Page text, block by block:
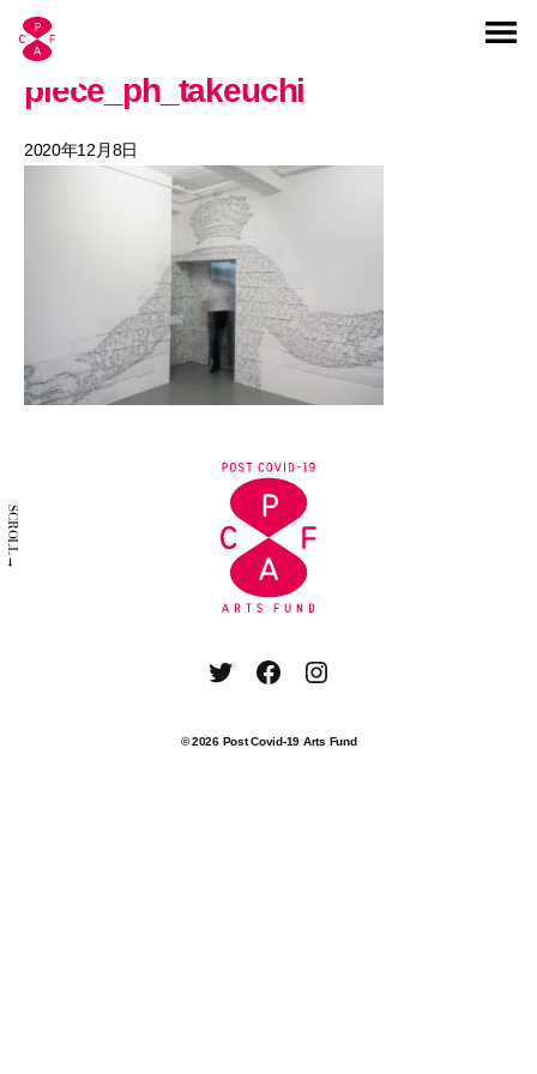
SCROLL→
piece_ph_takeuchi
2020年12月8日
TwitterFacebookInstagram
© 2026 Post Covid-19 Arts Fund